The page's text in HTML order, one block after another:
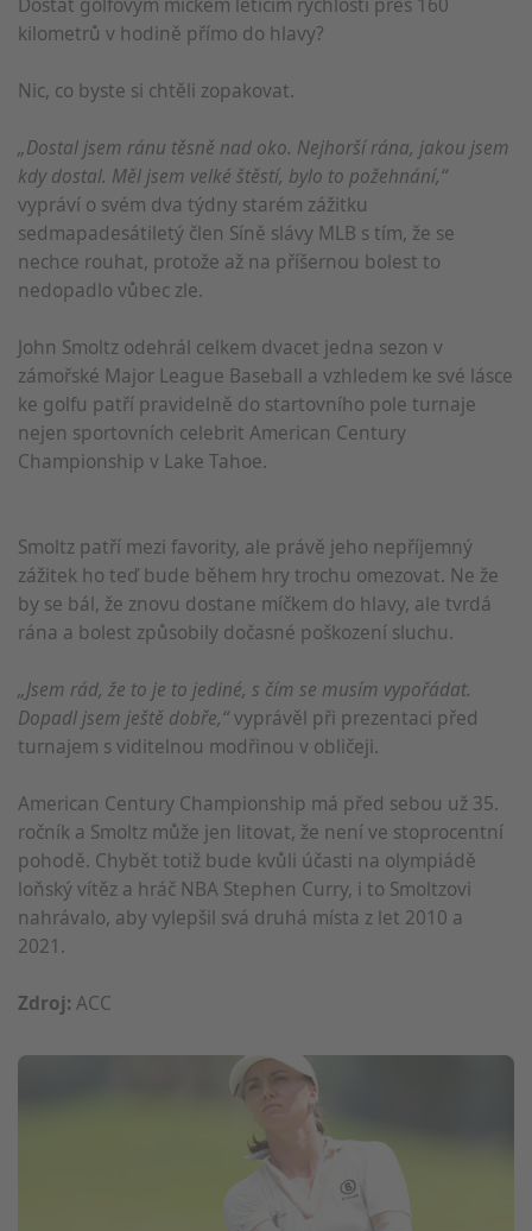
kilometrů v hodině přímo do hlavy?
Nic, co byste si chtěli zopakovat.
„Dostal jsem ránu těsně nad oko. Nejhorší rána, jakou jsem
kdy dostal. Měl jsem velké štěstí, bylo to požehnání,“
vypráví o svém dva týdny starém zážitku
sedmapadesátiletý člen Síně slávy MLB s tím, že se
nechce rouhat, protože až na příšernou bolest to
nedopadlo vůbec zle.
John Smoltz odehrál celkem dvacet jedna sezon v
zámořské Major League Baseball a vzhledem ke své lásce
ke golfu patří pravidelně do startovního pole turnaje
nejen sportovních celebrit American Century
Championship v Lake Tahoe.
Smoltz patří mezi favority, ale právě jeho nepříjemný
zážitek ho teď bude během hry trochu omezovat. Ne že
by se bál, že znovu dostane míčkem do hlavy, ale tvrdá
rána a bolest způsobily dočasné poškození sluchu.
„Jsem rád, že to je to jediné, s čím se musím vypořádat.
Dopadl jsem ještě dobře,“vyprávěl při prezentaci před
turnajem s viditelnou modřinou v obličeji.
American Century Championship má před sebou už 35.
ročník a Smoltz může jen litovat, že není ve stoprocentní
pohodě. Chybět totiž bude kvůli účasti na olympiádě
loňský vítěz a hráč NBA Stephen Curry, i to Smoltzovi
nahrávalo, aby vylepšil svá druhá místa z let 2010 a
2021.
Zdroj: ACC